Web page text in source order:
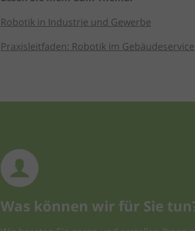
Robotik in Industrie und Gewerbe
Praxisleitfaden: Robotik im Gebäudeservice
Was können wir für Sie